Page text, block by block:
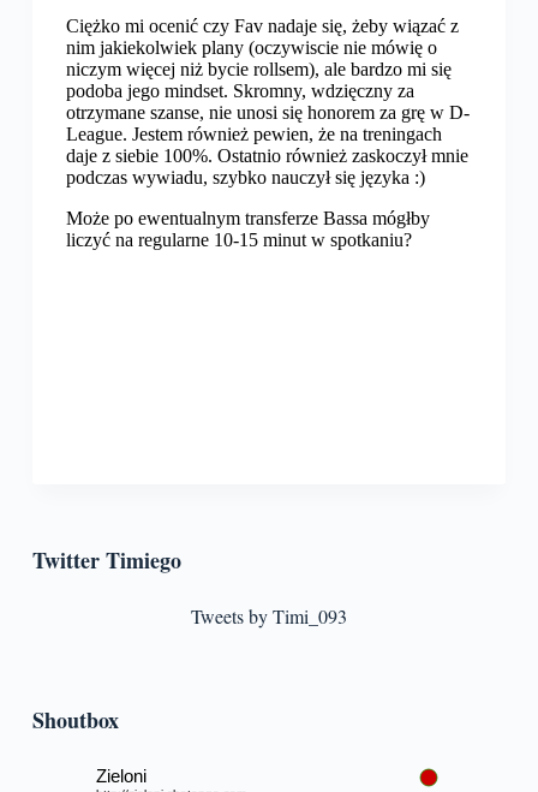
Twitter Timiego
Tweets by Timi_093
Shoutbox